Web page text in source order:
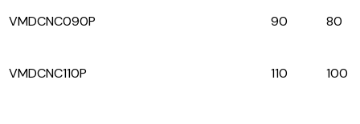
VMDCNC090P 90 80
VMDCNC110P 110 100